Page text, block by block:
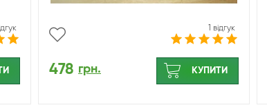
1 відгук
478 грн. КУПИТИ